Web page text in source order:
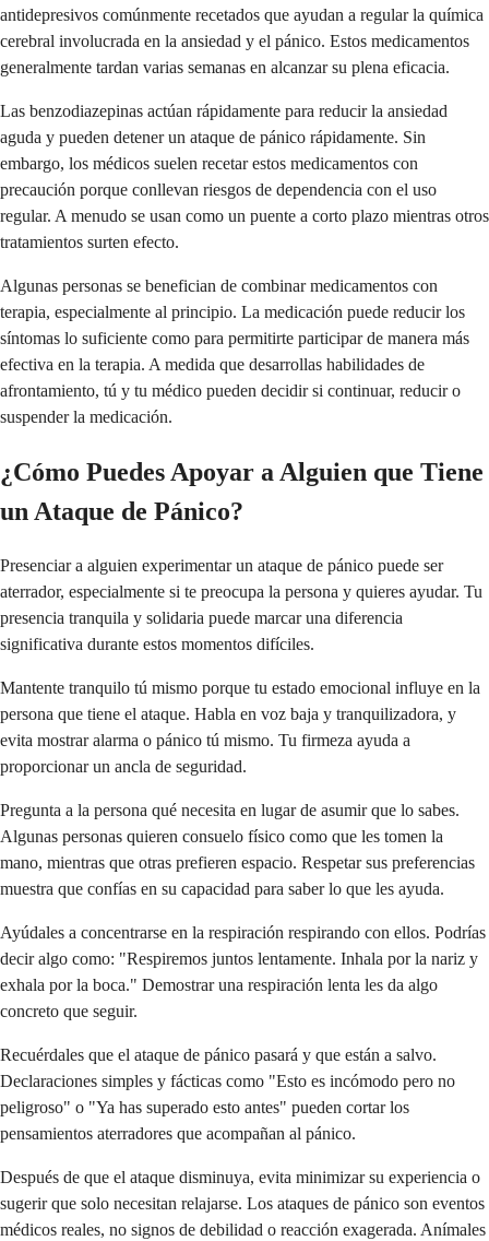
antidepresivos comúnmente recetados que ayudan a regular la química
cerebral involucrada en la ansiedad y el pánico. Estos medicamentos
generalmente tardan varias semanas en alcanzar su plena eficacia.
Las benzodiazepinas actúan rápidamente para reducir la ansiedad
aguda y pueden detener un ataque de pánico rápidamente. Sin
embargo, los médicos suelen recetar estos medicamentos con
precaución porque conllevan riesgos de dependencia con el uso
regular. A menudo se usan como un puente a corto plazo mientras otros
tratamientos surten efecto.
Algunas personas se benefician de combinar medicamentos con
terapia, especialmente al principio. La medicación puede reducir los
síntomas lo suficiente como para permitirte participar de manera más
efectiva en la terapia. A medida que desarrollas habilidades de
afrontamiento, tú y tu médico pueden decidir si continuar, reducir o
suspender la medicación.
¿Cómo Puedes Apoyar a Alguien que Tiene
un Ataque de Pánico?
Presenciar a alguien experimentar un ataque de pánico puede ser
aterrador, especialmente si te preocupa la persona y quieres ayudar. Tu
presencia tranquila y solidaria puede marcar una diferencia
significativa durante estos momentos difíciles.
Mantente tranquilo tú mismo porque tu estado emocional influye en la
persona que tiene el ataque. Habla en voz baja y tranquilizadora, y
evita mostrar alarma o pánico tú mismo. Tu firmeza ayuda a
proporcionar un ancla de seguridad.
Pregunta a la persona qué necesita en lugar de asumir que lo sabes.
Algunas personas quieren consuelo físico como que les tomen la
mano, mientras que otras prefieren espacio. Respetar sus preferencias
muestra que confías en su capacidad para saber lo que les ayuda.
Ayúdales a concentrarse en la respiración respirando con ellos. Podrías
decir algo como: "Respiremos juntos lentamente. Inhala por la nariz y
exhala por la boca." Demostrar una respiración lenta les da algo
concreto que seguir.
Recuérdales que el ataque de pánico pasará y que están a salvo.
Declaraciones simples y fácticas como "Esto es incómodo pero no
peligroso" o "Ya has superado esto antes" pueden cortar los
pensamientos aterradores que acompañan al pánico.
Después de que el ataque disminuya, evita minimizar su experiencia o
sugerir que solo necesitan relajarse. Los ataques de pánico son eventos
médicos reales, no signos de debilidad o reacción exagerada. Anímales